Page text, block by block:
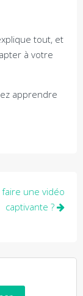
tout, et
à votre
apprendre
une vidéo
captivante ?